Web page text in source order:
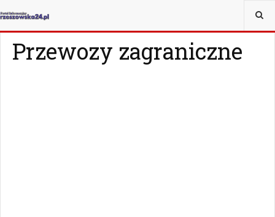
JESTEŚ TUTAJ:
Przewozy zagraniczne